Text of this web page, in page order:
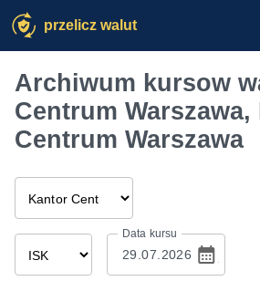
przelicz walut
Archiwum kursow
Centrum
Centrum Warszawa
Data kursu